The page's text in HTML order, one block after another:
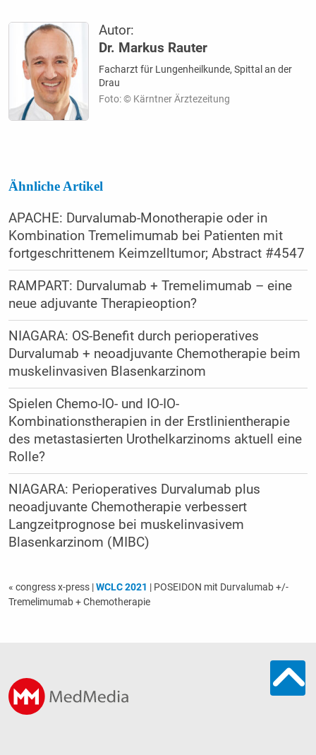
Autor:
Dr. Markus Rauter
Facharzt für Lungenheilkunde, Spittal an der
Drau
Foto: © Kärntner Ärztezeitung
Ähnliche Artikel
APACHE: Durvalumab-Monotherapie oder in
Kombination Tremelimumab bei Patienten mit
fortgeschrittenem Keimzelltumor; Abstract #4547
RAMPART: Durvalumab + Tremelimumab – eine
neue adjuvante Therapieoption?
NIAGARA: OS-Benefit durch perioperatives
Durvalumab + neoadjuvante Chemotherapie beim
muskelinvasiven Blasenkarzinom
Spielen Chemo-IO- und IO-IO-
Kombinationstherapien in der Erstlinientherapie
des metastasierten Urothelkarzinoms aktuell eine
Rolle?
NIAGARA: Perioperatives Durvalumab plus
neoadjuvante Chemotherapie verbessert
Langzeitprognose bei muskelinvasivem
Blasenkarzinom (MIBC)
« congress x-press |WCLC 2021 | POSEIDON mit Durvalumab +/-
Tremelimumab + Chemotherapie